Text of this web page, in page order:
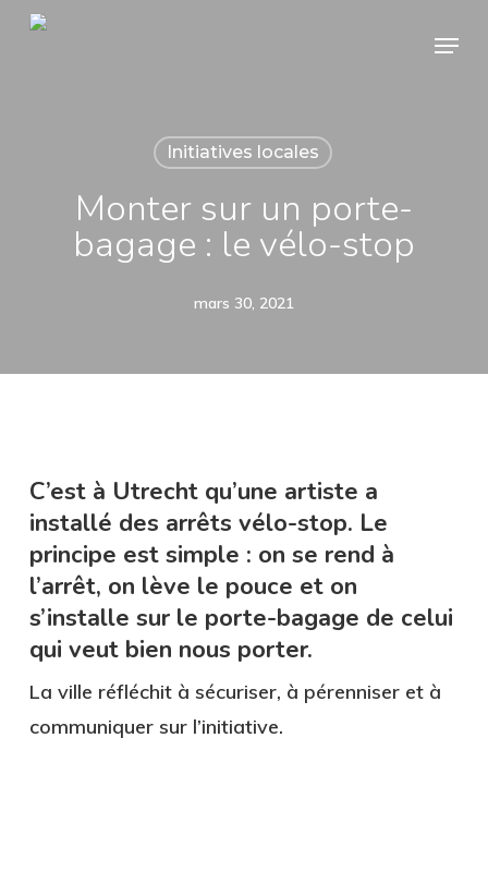
Skip
Menu
Initiatives locales
Monter sur un porte-
bagage : le vélo-stop
mars 30, 2021
C’est à Utrecht qu’une artiste a
installé des arrêts vélo-stop. Le
principe est simple : on se rend à
l’arrêt, on lève le pouce et on
s’installe sur le porte-bagage de celui
qui veut bien nous porter.
La ville réfléchit à sécuriser, à pérenniser et à
communiquer sur l’initiative.